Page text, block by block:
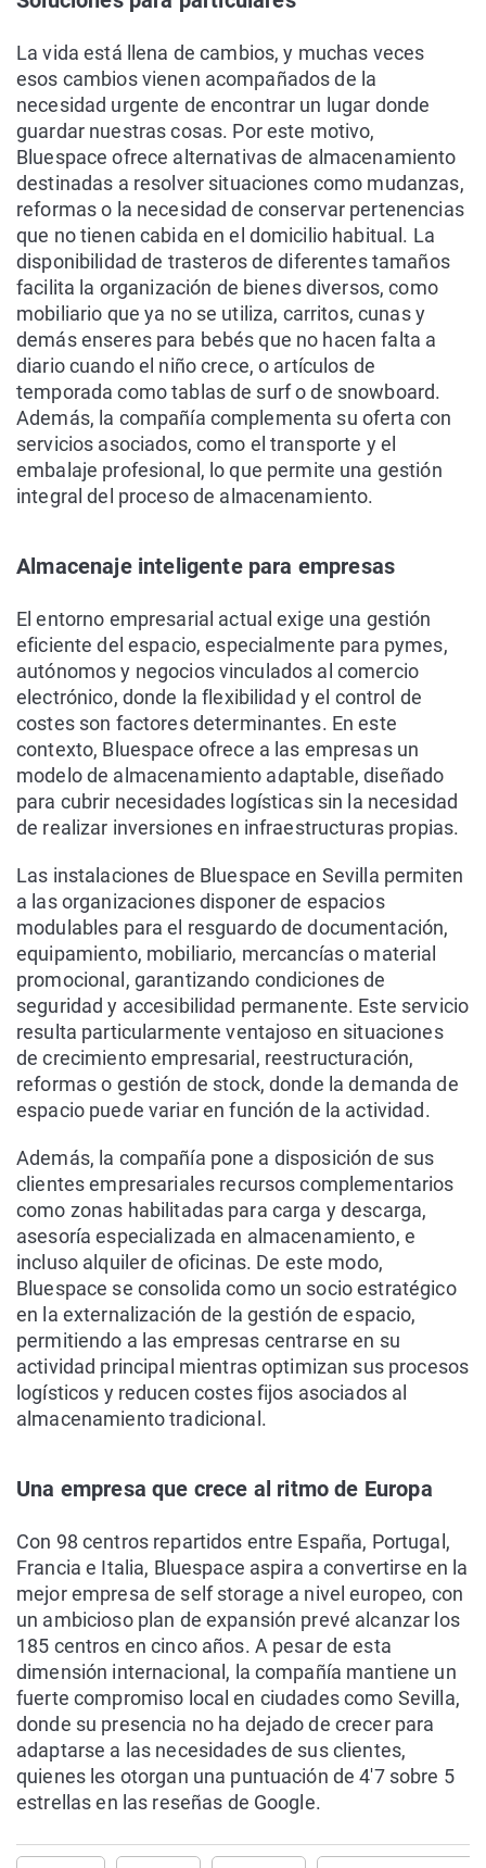
La vida está llena de cambios, y muchas veces
esos cambios vienen acompañados de la
necesidad urgente de encontrar un lugar donde
guardar nuestras cosas. Por este motivo,
Bluespace ofrece alternativas de almacenamiento
destinadas a resolver situaciones como mudanzas,
reformas o la necesidad de conservar pertenencias
que no tienen cabida en el domicilio habitual. La
disponibilidad de trasteros de diferentes tamaños
facilita la organización de bienes diversos, como
mobiliario que ya no se utiliza, carritos, cunas y
demás enseres para bebés que no hacen falta a
diario cuando el niño crece, o artículos de
temporada como tablas de surf o de snowboard.
Además, la compañía complementa su oferta con
servicios asociados, como el transporte y el
embalaje profesional, lo que permite una gestión
integral del proceso de almacenamiento.
Almacenaje inteligente para empresas
El entorno empresarial actual exige una gestión
eficiente del espacio, especialmente para pymes,
autónomos y negocios vinculados al comercio
electrónico, donde la flexibilidad y el control de
costes son factores determinantes. En este
contexto, Bluespace ofrece a las empresas un
modelo de almacenamiento adaptable, diseñado
para cubrir necesidades logísticas sin la necesidad
de realizar inversiones en infraestructuras propias.
Las instalaciones de Bluespace en Sevilla permiten
a las organizaciones disponer de espacios
modulables para el resguardo de documentación,
equipamiento, mobiliario, mercancías o material
promocional, garantizando condiciones de
seguridad y accesibilidad permanente. Este servicio
resulta particularmente ventajoso en situaciones
de crecimiento empresarial, reestructuración,
reformas o gestión de stock, donde la demanda de
espacio puede variar en función de la actividad.
Además, la compañía pone a disposición de sus
clientes empresariales recursos complementarios
como zonas habilitadas para carga y descarga,
asesoría especializada en almacenamiento, e
incluso alquiler de oficinas. De este modo,
Bluespace se consolida como un socio estratégico
en la externalización de la gestión de espacio,
permitiendo a las empresas centrarse en su
actividad principal mientras optimizan sus procesos
logísticos y reducen costes fijos asociados al
almacenamiento tradicional.
Una empresa que crece al ritmo de Europa
Con 98 centros repartidos entre España, Portugal,
Francia e Italia, Bluespace aspira a convertirse en la
mejor empresa de self storage a nivel europeo, con
un ambicioso plan de expansión prevé alcanzar los
185 centros en cinco años. A pesar de esta
dimensión internacional, la compañía mantiene un
fuerte compromiso local en ciudades como Sevilla,
donde su presencia no ha dejado de crecer para
adaptarse a las necesidades de sus clientes,
quienes les otorgan una puntuación de 4'7 sobre 5
estrellas en las reseñas de Google.